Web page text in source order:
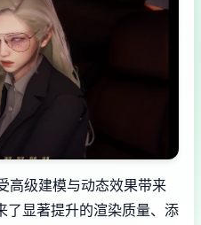
高级建模与动态效果带来
了显著提升的渲染质量、添